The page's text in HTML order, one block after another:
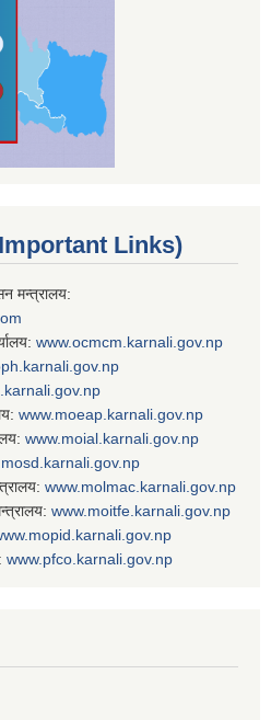
Links)
मन्त्रालय:
www.ocmcm.karnali.gov.np
www. moeap.karnali.gov.np
www. moial.karnali.gov.np
mosd.karnali.gov.np
www. molmac.karnali.gov.np
www. moitfe.karnali.gov.np
mopid.karnali.gov.np
www. pfco.karnali.gov.np